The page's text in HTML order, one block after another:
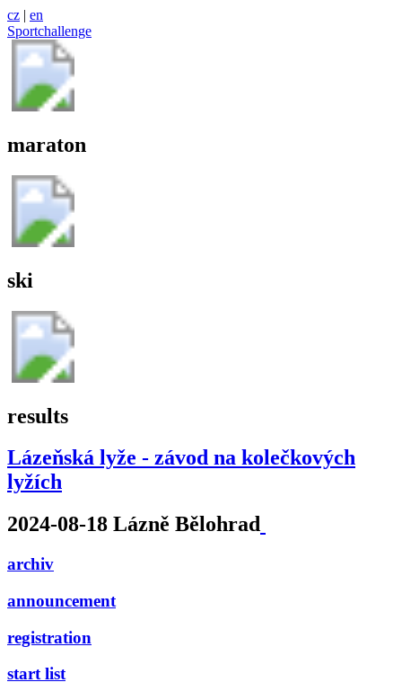
cz | en
Sportchallenge
maraton
ski
results
Lázeňská lyže - závod na kolečkových
lyžích
2024-08-18 Lázně Bělohrad
archiv
announcement
registration
start list